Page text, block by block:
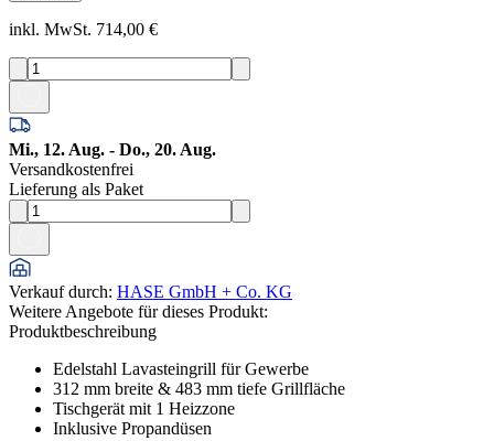
inkl. MwSt. 714,00 €
Mi., 12. Aug. - Do., 20. Aug.
Versandkostenfrei
Lieferung als Paket
Verkauf durch: HASE GmbH + Co. KG
Weitere Angebote für dieses Produkt:
Produktbeschreibung
Edelstahl Lavasteingrill für Gewerbe
312 mm breite & 483 mm tiefe Grillfläche
Tischgerät mit 1 Heizzone
Inklusive Propandüsen